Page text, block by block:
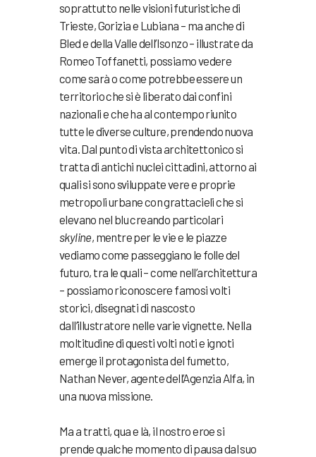
soprattutto nelle visioni futuristiche di
Trieste, Gorizia e Lubiana – ma anche di
Bled e della Valle dell’Isonzo – illustrate da
Romeo Toffanetti, possiamo vedere
come sarà o come potrebbe essere un
territorio che si è liberato dai confini
nazionali e che ha al contempo riunito
tutte le diverse culture, prendendo nuova
vita. Dal punto di vista architettonico si
tratta di antichi nuclei cittadini, attorno ai
quali si sono sviluppate vere e proprie
metropoli urbane con grattacieli che si
elevano nel blu creando particolari
skyline, mentre per le vie e le piazze
vediamo come passeggiano le folle del
futuro, tra le quali – come nell’architettura
– possiamo riconoscere famosi volti
storici, disegnati di nascosto
dall’illustratore nelle varie vignette. Nella
moltitudine di questi volti noti e ignoti
emerge il protagonista del fumetto,
Nathan Never, agente dell’Agenzia Alfa, in
una nuova missione.
Ma a tratti, qua e là, il nostro eroe si
prende qualche momento di pausa dal suo